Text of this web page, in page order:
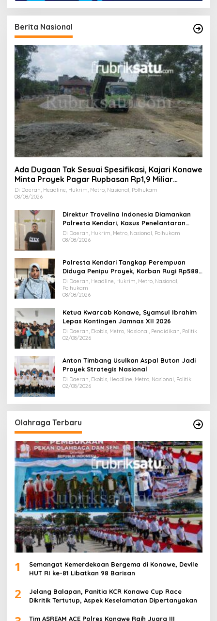
Berita Nasional
Ada Dugaan Tak Sesuai Spesifikasi, Kajari Konawe
Minta Proyek Pagar Rupbasan Rp1,9 Miliar
Dihentikan
Di Daerah, Headline, Hukrim, Metro, Nasional, Polhukam
08/08/2026
Direktur Travelina Indonesia Diamankan
Polresta Kendari, Kasus Penelantaran
Jemaah Umrah Masuk Babak Baru
Di Daerah, Hukrim, Metro, Nasional, Polhukam
08/08/2026
Polresta Kendari Tangkap Perempuan
Diduga Penipu Proyek, Korban Rugi Rp588,1
Juta
Di Daerah, Headline, Hukrim, Metro, Nasional,
Polhukam
08/08/2026
Ketua Kwarcab Konawe, Syamsul Ibrahim
Lepas Kontingen Jamnas XII 2026
Di Daerah, Ekobis, Metro, Nasional, Pendidikan, Politik
02/08/2026
Anton Timbang Usulkan Aspal Buton Jadi
Proyek Strategis Nasional
Di Daerah, Ekobis, Headline, Metro, Nasional, Politik
02/08/2026
Olahraga Terbaru
1
Semangat Kemerdekaan Bergema di Konawe, Devile
HUT RI ke-81 Libatkan 98 Barisan
2
Jelang Balapan, Panitia KCR Konawe Cup Race
Dikritik Tertutup, Aspek Keselamatan Dipertanyakan
Tim ASREAM ACE Polres Konawe Raih Juara III